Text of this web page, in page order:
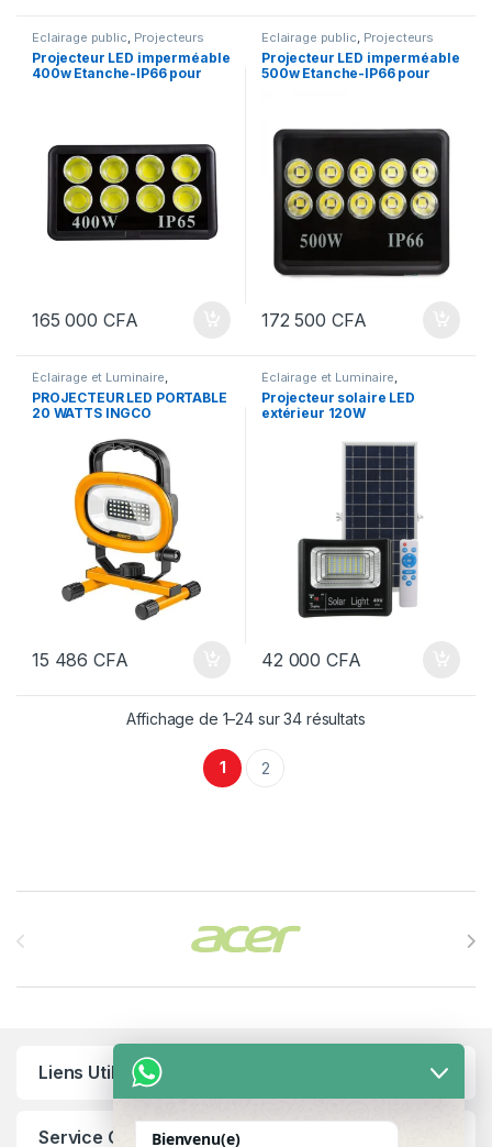
Eclairage public, Projecteurs
Projecteur LED imperméable
400w Etanche-IP66 pour
165 000 CFA
Eclairage public, Projecteurs
Projecteur LED imperméable
500w Etanche-IP66 pour
publique, stade,
172 500 CFA
Éclairage et Luminaire,
Projecteurs
PROJECTEUR LED PORTABLE
20 WATTS INGCO
15 486CFA
Éclairage et Luminaire,
Projecteurs
Projecteur solaire LED
extérieur 120W
télécommande
42 000CFA
Affichage de 1–24 sur 34 résultats
1 2
Liens Utiles
Service ClientBienvenu(e)